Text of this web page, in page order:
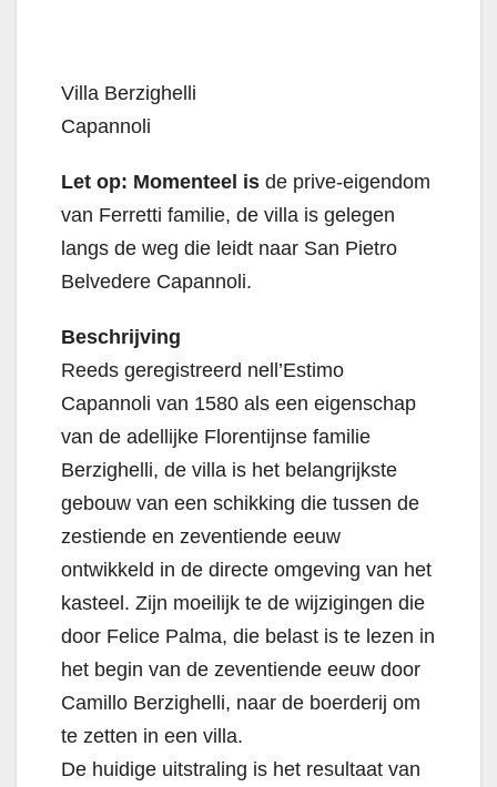
Villa Berzighelli
Capannoli
Let op: Momenteel is de prive-eigendom
van Ferretti familie, de villa is gelegen
langs de weg die leidt naar San Pietro
Belvedere Capannoli.
Beschrijving
Reeds geregistreerd nell’Estimo
Capannoli van 1580 als een eigenschap
van de adellijke Florentijnse familie
Berzighelli, de villa is het belangrijkste
gebouw van een schikking die tussen de
zestiende en zeventiende eeuw
ontwikkeld in de directe omgeving van het
kasteel. Zijn moeilijk te de wijzigingen die
door Felice Palma, die belast is te lezen in
het begin van de zeventiende eeuw door
Camillo Berzighelli, naar de boerderij om
te zetten in een villa.
De huidige uitstraling is het resultaat van